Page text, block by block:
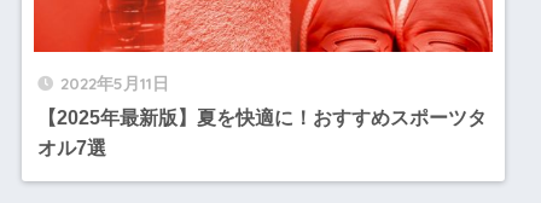
2022年5月11日
【2025年最新版】夏を快適に！おすすめスポーツタ
オル7選